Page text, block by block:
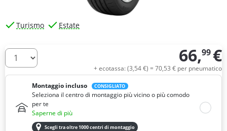
Turismo Estate
Quantità 66,99 €
+ ecotassa: (3,54€) = 70,53 € per pneumatico
Montaggio incluso
CONSIGLIATO
Seleziona il centro di montaggio più vicino o più comodo
per te
Saperne di più
Scegli tra oltre 1000 centri di montaggio